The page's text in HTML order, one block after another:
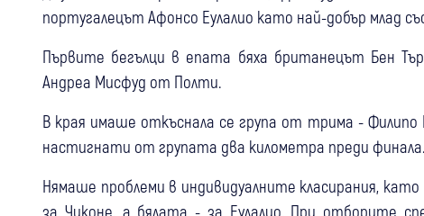
португалецът Афонсо Еулалио като най-добър млад
Първите бегълци в епата бяха британецът Бен
Андреа Мисфуд от Полти.
В края имаше откъснала се група от трима -
настигнати от групата два километра преди финала.
Нямаше проблеми в индивидуалните класирания,
за Чиконе, а бялата - за Еулалио. При отборите